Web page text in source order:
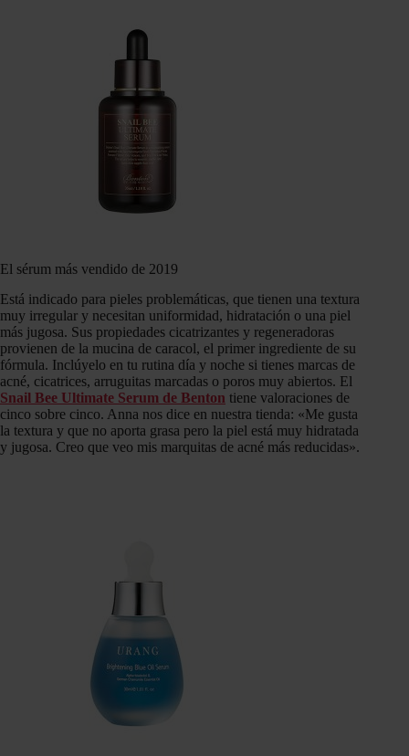
El sérum más vendido de 2019
Está indicado para pieles problemáticas, que tienen una textura
muy irregular y necesitan uniformidad, hidratación o una piel
más jugosa. Sus propiedades cicatrizantes y regeneradoras
provienen de la mucina de caracol, el primer ingrediente de su
fórmula. Inclúyelo en tu rutina día y noche si tienes marcas de
acné, cicatrices, arruguitas marcadas o poros muy abiertos. El
Snail Bee Ultimate Serum de Benton tiene valoraciones de
cinco sobre cinco. Anna nos dice en nuestra tienda: «Me gusta
la textura y que no aporta grasa pero la piel está muy hidratada
y jugosa. Creo que veo mis marquitas de acné más reducidas».